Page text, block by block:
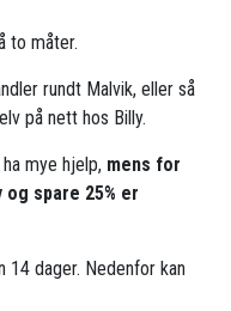
to måter.
rundt Malvik, eller så
på nett hos Billy.
mye hjelp, mens for
spare 25% er
14 dager. Nedenfor kan